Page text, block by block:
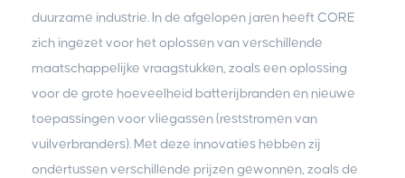
duurzame industrie. In de afgelopen jaren heeft CORE
zich ingezet voor het oplossen van verschillende
maatschappelijke vraagstukken, zoals een oplossing
voor de grote hoeveelheid batterijbranden en nieuwe
toepassingen voor vliegassen (reststromen van
vuilverbranders). Met deze innovaties hebben zij
ondertussen verschillende prijzen gewonnen, zoals de